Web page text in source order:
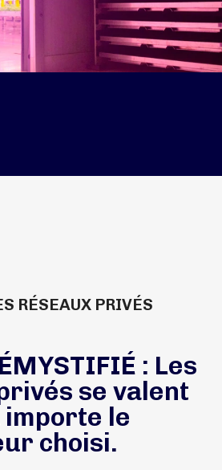
RÉSEAUX PRIVÉS
: Les
se valent
importe le
choisi.